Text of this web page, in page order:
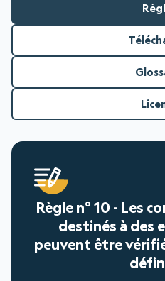
Règle n° 10 - Les
destinés à des
peuvent être